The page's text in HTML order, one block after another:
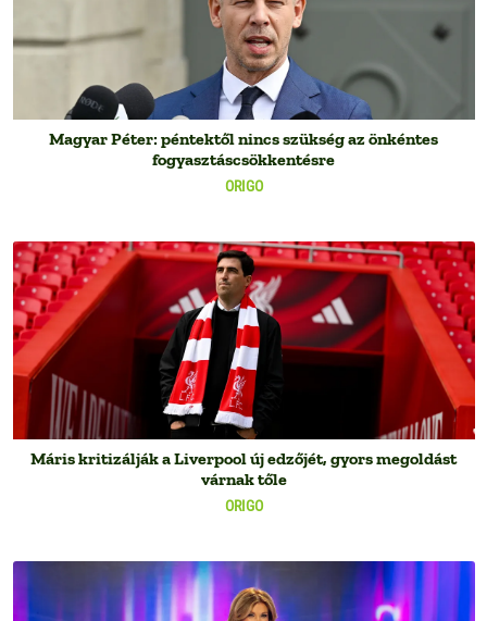
ORIGO
Magyar Péter: péntektől nincs szükség az önkéntes
fogyasztáscsökkentésre
ORIGO
Máris kritizálják a Liverpool új edzőjét, gyors megoldást
várnak tőle